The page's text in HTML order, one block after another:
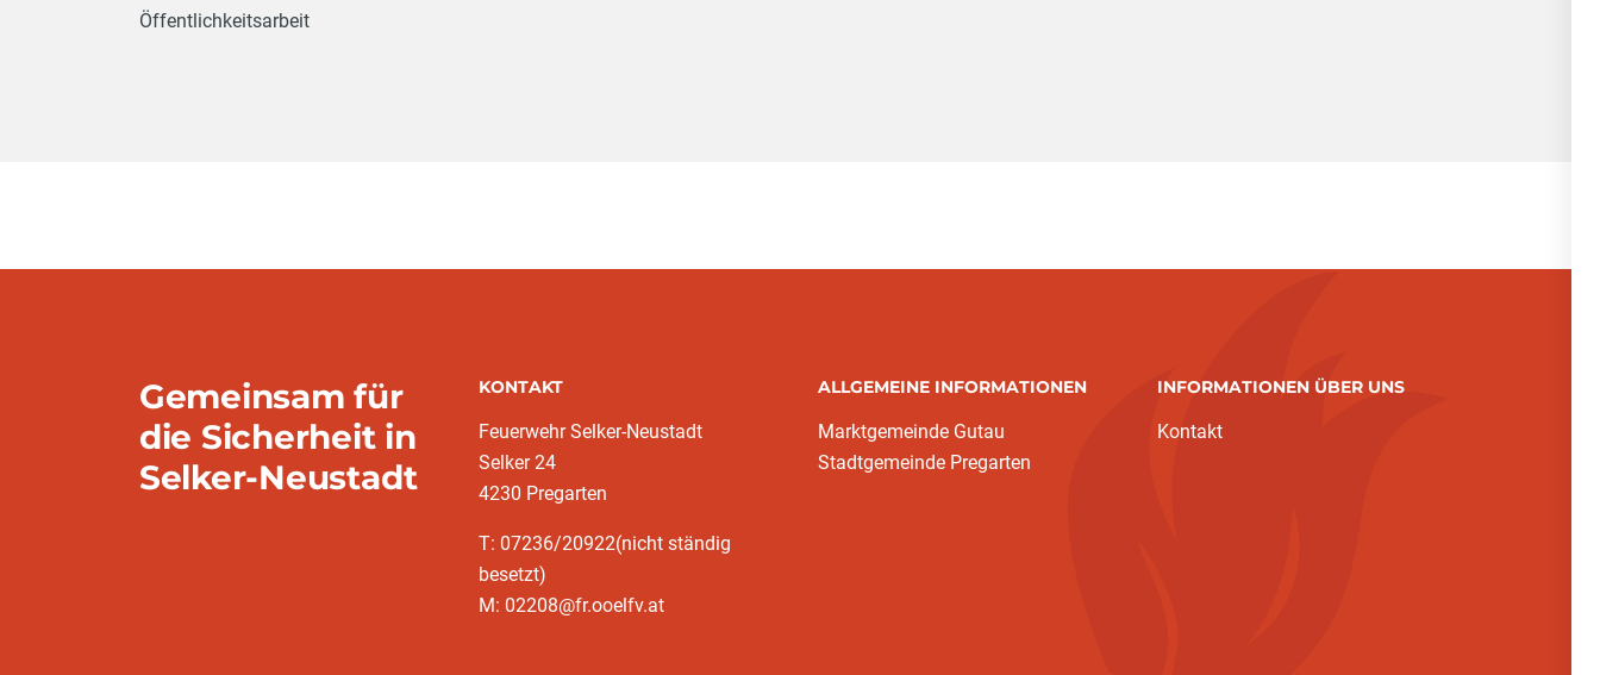
Öffentlichkeitsarbeit
Gemeinsam für
die Sicherheit in
Selker-Neustadt
KONTAKT
Feuerwehr Selker-Neustadt
Selker 24
4230 Pregarten
T: 07236/20922(nicht ständig
besetzt)
M: 02208@fr.ooelfv.at
ALLGEMEINE INFORMATIONEN
Marktgemeinde Gutau
Stadtgemeinde Pregarten
INFORMATIONEN ÜBER UNS
Kontakt